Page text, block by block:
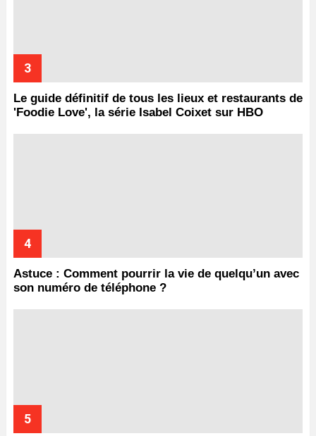
Le guide définitif de tous les lieux et restaurants de
'Foodie Love', la série Isabel Coixet sur HBO
Astuce : Comment pourrir la vie de quelqu’un avec
son numéro de téléphone ?